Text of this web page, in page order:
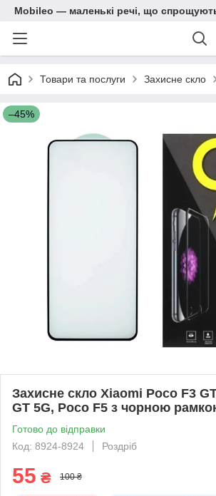
Mobileo — маленькі речі, що
Товари та послуги Захисне скло
–45%
Захисне скло Xiaomi Poco F3
GT 5G, Poco F5 з чорною
Готово до відправки
Код: 8924-8924
Роздріб
55 ₴ 100 ₴